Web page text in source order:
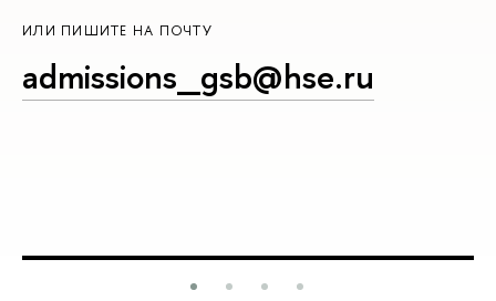
ИЛИ ПИШИТЕ НА ПОЧТУ
admissions_gsb@hse.ru